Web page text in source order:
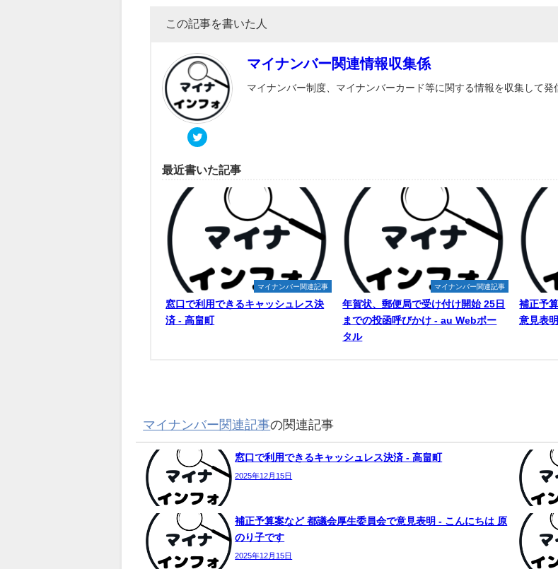
この記事を書いた人
マイナンバー関連情報収集係
マイナンバー制度、マイナンバーカード等に関する情報を収集して発
最近書いた記事
マイナンバー関連記事
窓口で利用できるキャッシュレス決
済 - 高畠町
マイナンバー関連記事
年賀状、郵便局で受け付け開始 25日
までの投函呼びかけ - au Webポー
タル
補正予
意見表
マイナンバー関連記事の関連記事
窓口で利用できるキャッシュレス決済 - 高畠町
2025年12月15日
補正予算案など 都議会厚生委員会で意見表明 - こんにちは 原
のり子です
2025年12月15日